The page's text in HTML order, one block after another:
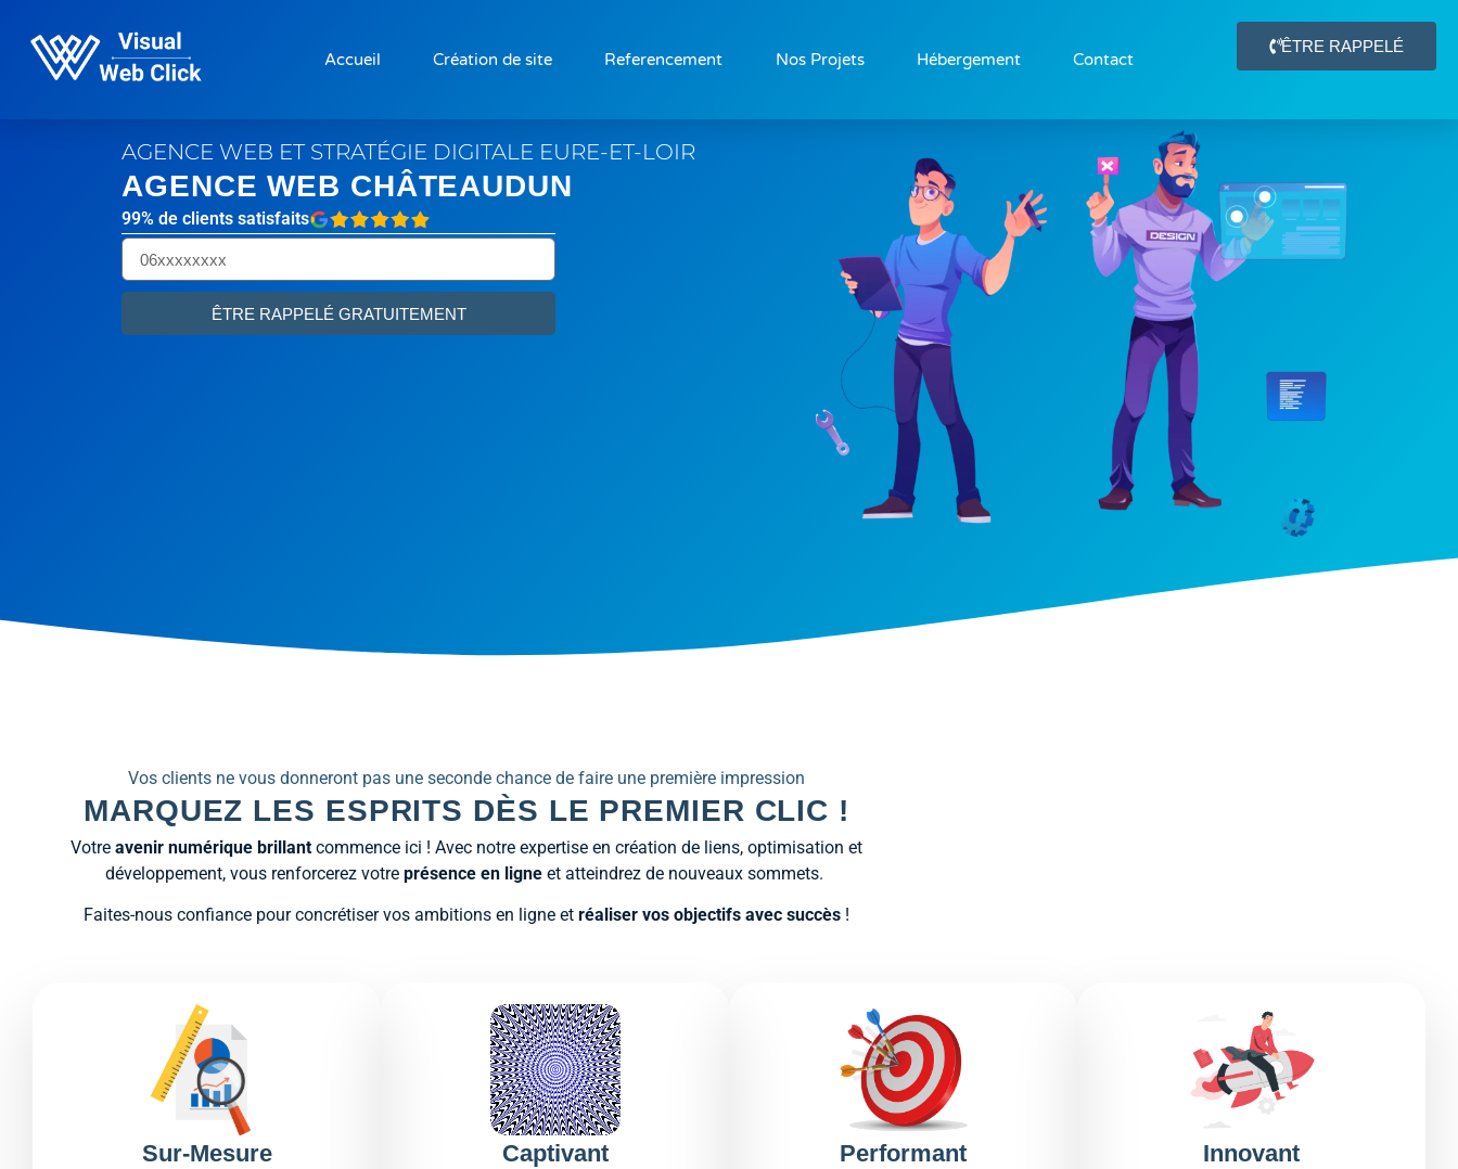
Accueil Création de site Referencement Nos Projets Hébergement Contact
ÊTRE RAPPELÉ
AGENCE WEB ET STRATÉGIE DIGITALE EURE-ET-LOIR
AGENCE WEB CHÂTEAUDUN
99% de clients satisfaits
ÊTRE RAPPELÉ GRATUITEMENT
Vos clients ne vous donneront pas une seconde chance de faire une première impression
MARQUEZ LES ESPRITS DÈS LE PREMIER CLIC !
Votre avenir numérique brillant commence ici ! Avec notre expertise en création de liens, optimisation et
développement, vous renforcerez votre présence en ligne et atteindrez de nouveaux sommets.
Faites-nous confiance pour concrétiser vos ambitions en ligne et réaliser vos objectifs avec succès !
Sur-Mesure Captivant Performant Innovant